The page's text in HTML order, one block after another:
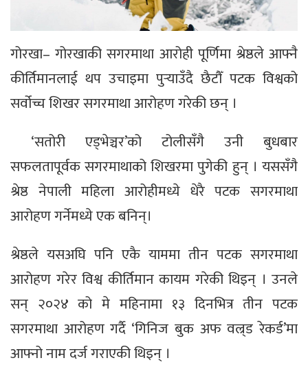
गोरखा– गोरखाकी सगरमाथा आरोही पूर्णिमा श्रेष्ठले आफ्नै
कीर्तिमानलाई थप उचाइमा पुर्‍याउँदै छैटौँ पटक विश्वको
सर्वोच्च शिखर सगरमाथा आरोहण गरेकी छन् ।
‘सतोरी एड्भेञ्चर’को टोलीसँगै उनी बुधबार
सफलतापूर्वक सगरमाथाको शिखरमा पुगेकी हुन् । यससँगै
श्रेष्ठ नेपाली महिला आरोहीमध्ये धेरै पटक सगरमाथा
आरोहण गर्नेमध्ये एक बनिन्।
श्रेष्ठले यसअघि पनि एकै याममा तीन पटक सगरमाथा
आरोहण गरेर विश्व कीर्तिमान कायम गरेकी थिइन् । उनले
सन् २०२४ को मे महिनामा १३ दिनभित्र तीन पटक
सगरमाथा आरोहण गर्दै ‘गिनिज बुक अफ वल्र्ड रेकर्ड’मा
आफ्नो नाम दर्ज गराएकी थिइन् ।